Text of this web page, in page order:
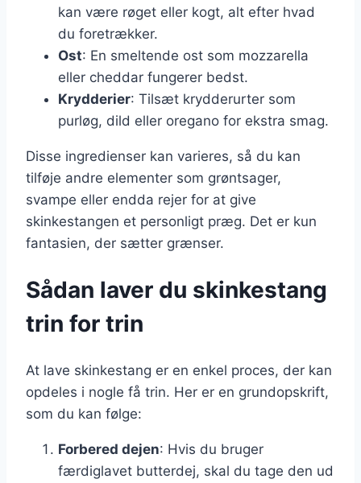
kan være røget eller kogt, alt efter hvad
du foretrækker.
Ost: En smeltende ost som mozzarella
eller cheddar fungerer bedst.
Krydderier: Tilsæt krydderurter som
purløg, dild eller oregano for ekstra smag.
Disse ingredienser kan varieres, så du kan
tilføje andre elementer som grøntsager,
svampe eller endda rejer for at give
skinkestangen et personligt præg. Det er kun
fantasien, der sætter grænser.
Sådan laver du skinkestang
trin for trin
At lave skinkestang er en enkel proces, der kan
opdeles i nogle få trin. Her er en grundopskrift,
som du kan følge:
Forbered dejen: Hvis du bruger
færdiglavet butterdej, skal du tage den ud